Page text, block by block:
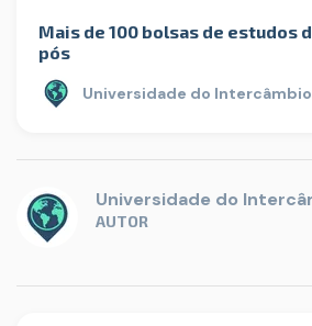
Mais de 100 bolsas de estudos
pós
Universidade do Intercâmbio
Universidade do
AUTOR